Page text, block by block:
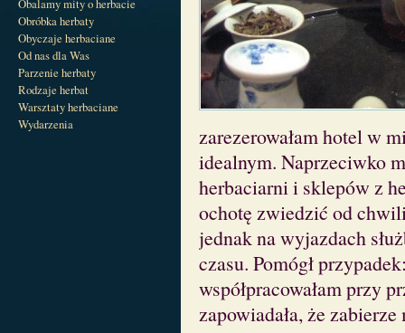
Obalamy mity o herbacie
Obróbka herbaty
Obyczaje herbaciane
Od nas dla Was
Parzenie herbaty
Rodzaje herbat
Warsztaty herbaciane
Wydarzenia
zarezerowałam hotel w
idealnym. Naprzeciwko
herbaciarni i sklepów z
ochotę zwiedzić od
jednak na wyjazdach
czasu. Pomógł
współpracowałam przy
zapowiadała, że